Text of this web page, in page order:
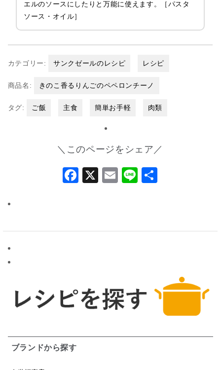
エルのソースにしたりと万能に使えます。［パスタ
ソース・オイル］
カテゴリー: サンクゼールのレシピ レシピ
商品名: きのこ香るりんごのペペロンチーノ
タグ: ご飯 主食 簡単お手軽 肉類
＼このページをシェア／
Facebook
X Email
Line
ブランドから探す